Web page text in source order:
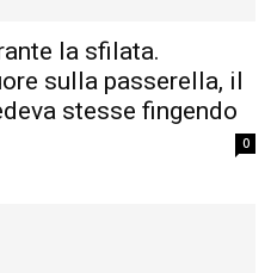
la sfilata.
sulla passerella, il
stesse fingendo
0